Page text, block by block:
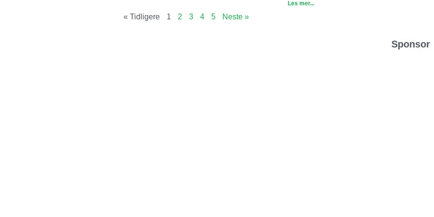
Les mer...
« Tidligere 1 2 3 4 5 Neste »
Sponsor